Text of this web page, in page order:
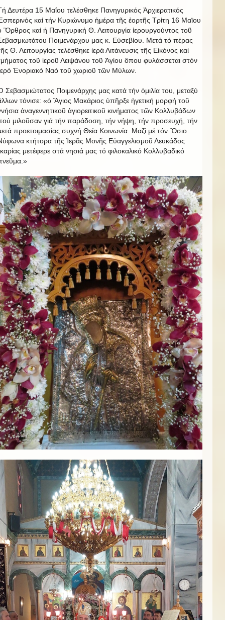
Δευτέρα 15 Μαΐου τελέσθηκε Πανηγυρικός Ἀρχιερατικός
καί τήν Κυριώνυμο ἡμέρα τῆς ἑορτῆς Τρίτη 16 Μαϊου
Ὂρθρος καί ἡ Πανηγυρική Θ. Λειτουργία ἱερουργούντος τοῦ
Ποιμενάρχου μας κ. Εὐσεβίου. Μετά τό πέρας
Θ. Λειτουργίας τελέσθηκε ἱερά Λιτάνευσις τῆς Εἰκόνος καί
τοῦ ἱεροῦ Λειψάνου τοῦ Ἁγίου ὃπου φυλάσσεται στόν
Ἐνοριακό Ναό τοῦ χωριοῦ τῶν Μύλων.
Σεβασμιώτατος Ποιμενάρχης μας κατά τήν ὁμιλία του, μεταξύ
τόνισε: «ὁ Ἃγιος Μακάριος ὑπῆρξε ἡγετική μορφή τοῦ
ἀναγεννητικοῦ ἁγιορειτικοῦ κινήματος τῶν Κολλυβάδων
μιλοῦσαν γιά τήν παράδοση, τήν νήψη, τήν προσευχή, τήν
προετοιμασίας συχνή Θεία Κοινωνία. Μαζί μέ τόν Ὃσιο
κτήτορα τῆς Ἱερᾶς Μονῆς Εὐαγγελισμοῦ Λευκάδος
μετέφερε στά νησιά μας τό φιλοκαλικό Κολλυβαδικό